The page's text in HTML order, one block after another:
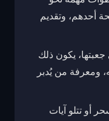
أحدهم، وتقديم
يكون ذلك
ومعرفة من يُدبر
أو تتلو آيات